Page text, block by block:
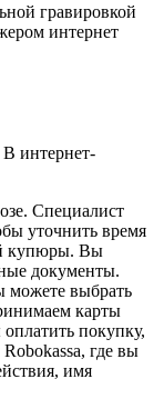
гравировкой
интернет
интернет-
Специалист
уточнить время
купюры. Вы
документы.
можете выбрать
карты
покупку,
где вы
имя